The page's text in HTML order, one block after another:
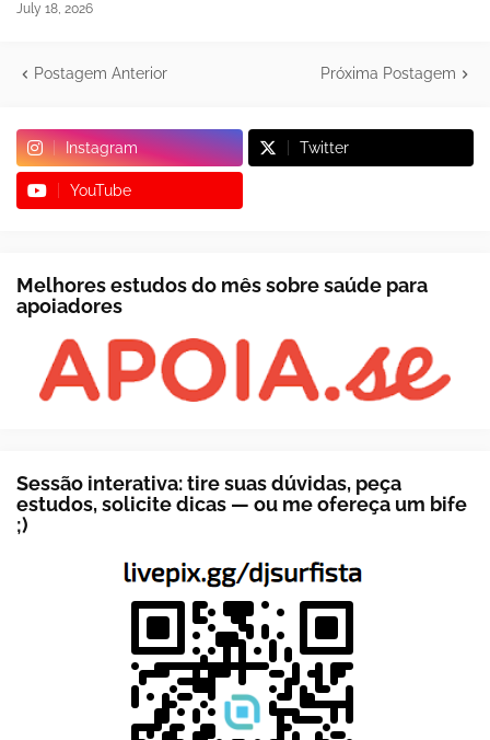
July 18, 2026
Postagem Anterior Próxima Postagem
Instagram Twitter
YouTube
Melhores estudos do mês sobre saúde para
apoiadores
Sessão interativa: tire suas dúvidas, peça
estudos, solicite dicas — ou me ofereça um bife
;)